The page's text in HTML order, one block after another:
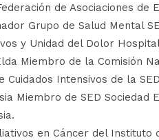
de Asociaciones de
Grupo de Salud Mental
y Unidad del Dolor
Miembro de la Comisión
Intensivos de la
Miembro de SED
en Cáncer del